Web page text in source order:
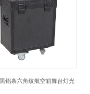
铝条六角纹航空箱舞台灯光